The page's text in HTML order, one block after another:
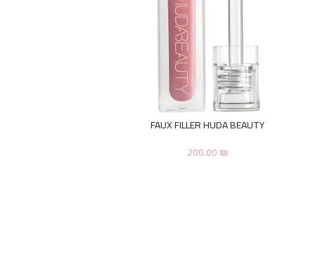
FAUX FILLER HUDA BEAUTY
200.00₪